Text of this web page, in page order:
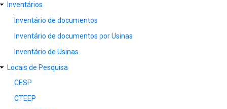
Inventários
Inventário de documentos
Inventário de documentos por Usinas
Inventário de Usinas
Locais de Pesquisa
CESP
CTEEP